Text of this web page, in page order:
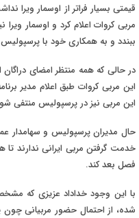
قیمتی بسیار فراتر از اوسمار ویرا
مربی کروات اعلام کرد و اوسمار
ببندد و به همکاری خود با
در حالی که همه منتظر امضای دراگان
این مربی کروات طبق اعلام مدیر
این مربی نیز در پرسپولیس منتفی
حال مدیران پرسپولیس و سهامدار
خدمت گرفتن مربی ایرانی ندارند
فصل بعد کند.
با این وجود خداداد عزیزی که
شده، از احتمال حضور مربیانی